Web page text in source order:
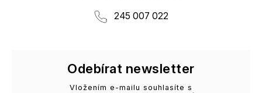
245 007 022
Odebírat newsletter
Vložením e-mailu souhlasíte s